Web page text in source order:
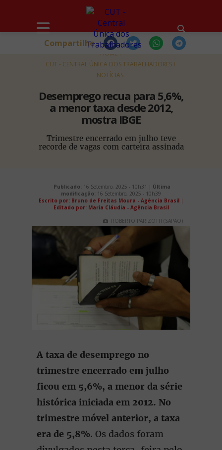
HOME
CUT - CENTRAL ÚNICA DOS TRABALHADORES
NOTÍCIAS
Desemprego recua para 5,6%,
a menor taxa desde 2012,
mostra IBGE
Trimestre encerrado em julho teve
recorde de vagas com carteira assinada
Compartilhe
Publicado: 16 Setembro, 2025 - 10h31 | Última
modificação: 16 Setembro, 2025 - 10h39
Escrito por: Bruno de Freitas Moura - Agência Brasil |
Editado por: Maria Cláudia - Agência Brasil
ROBERTO PARIZOTTI (SAPÃO)
A taxa de desemprego no
trimestre encerrado em julho
ficou em 5,6%, a menor da série
histórica iniciada em 2012. No
trimestre móvel anterior, a taxa
era de 5,8%. Os dados foram